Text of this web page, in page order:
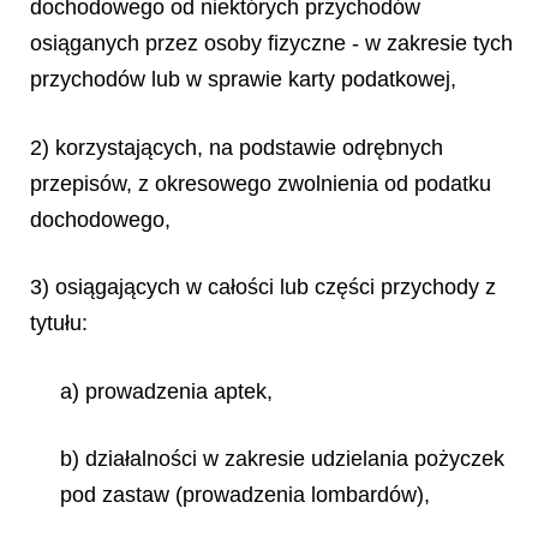
dochodowego od niektórych przychodów
osiąganych przez osoby fizyczne - w zakresie tych
przychodów lub w sprawie karty podatkowej,
2) korzystających, na podstawie odrębnych
przepisów, z okresowego zwolnienia od podatku
dochodowego,
3) osiągających w całości lub części przychody z
tytułu:
a) prowadzenia aptek,
b) działalności w zakresie udzielania pożyczek
pod zastaw (prowadzenia lombardów),